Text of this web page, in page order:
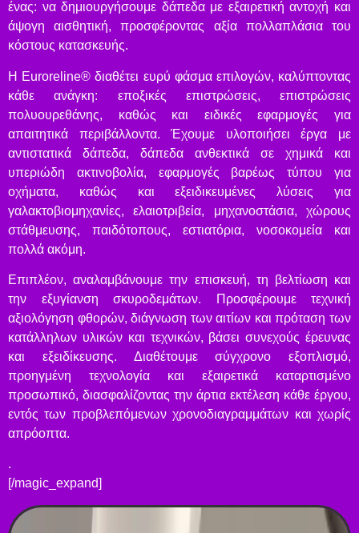
ένας: να δημιουργήσουμε δάπεδα με εξαιρετική αντοχή και
άψογη αισθητική, προσφέροντας αξία πολλαπλάσια του
κόστους κατασκευής.
Η Euroreline® διαθέτει ευρύ φάσμα επιλογών, καλύπτοντας
κάθε ανάγκη: εποξικές επιστρώσεις, επιστρώσεις
πολυουρεθάνης, καθώς και ειδικές εφαρμογές για
απαιτητικά περιβάλλοντα. Έχουμε υλοποιήσει έργα με
αντιστατικά δάπεδα, δάπεδα ανθεκτικά σε χημικά και
υπεριώδη ακτινοβολία, εφαρμογές βαρέως τύπου για
οχήματα, καθώς και εξειδικευμένες λύσεις για
γαλακτοβιομηχανίες, ελαιοτριβεία, μηχανοστάσια, χώρους
στάθμευσης, παιδότοπους, εστιατόρια, νοσοκομεία και
πολλά ακόμη.
Επιπλέον, αναλαμβάνουμε την επισκευή, τη βελτίωση και
την εξυγίανση σκυροδεμάτων. Προσφέρουμε τεχνική
αξιολόγηση φθορών, διάγνωση των αιτίων και πρόταση των
κατάλληλων υλικών και τεχνικών, βάσει συνεχούς έρευνας
και εξειδίκευσης. Διαθέτουμε σύγχρονο εξοπλισμό,
προηγμένη τεχνολογία και εξαιρετικά καταρτισμένο
προσωπικό, διασφαλίζοντας την άρτια εκτέλεση κάθε έργου,
εντός των προβλεπόμενων χρονοδιαγραμμάτων και χωρίς
απρόοπτα.
.
[/magic_expand]